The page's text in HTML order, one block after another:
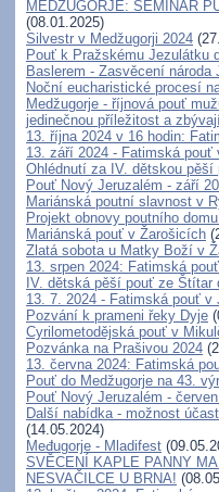
MEDŽUGORJE: SEMINÁŘ
(08.01.2025)
Silvestr v Medžugorji 2024
Pouť k Pražskému Jezulátku
Baslerem - Zasvěcení národa
Noční eucharistické procesí
Medžugorje - říjnová pouť
jedinečnou příležitost a
13. října 2024 v 16 hodin:
13. září 2024 - Fatimská pouť
Ohlédnutí za IV. dětskou
Pouť Nový Jeruzalém - září
Mariánská poutní slavnost v
Projekt obnovy poutního
Mariánská pouť v Žarošicích
Zlatá sobota u Matky Boží v
13. srpen 2024: Fatimská
IV. dětská pěší pouť ze Štítar
13. 7. 2024 - Fatimská pouť
Pozvání k prameni řeky Dyje
Cyrilometodějská pouť v
Pozvánka na Prašivou 2024
13. června 2024: Fatimská
Pouť do Medžugorje na 43.
Pouť Nový Jeruzalém -
Další nabídka - možnost
(14.05.2024)
Međugorje - Mladifest
SVĚCENÍ KAPLE PANNY
NESVAČILCE U BRNA!